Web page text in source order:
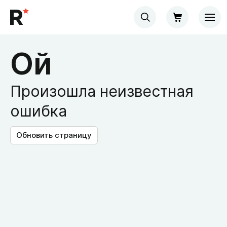
Ой
Произошла неизвестная
ошибка
Обновить страницу